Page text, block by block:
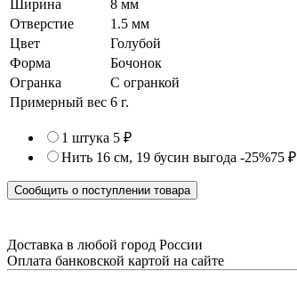
Ширина
8 мм
Отверстие
1.5 мм
Цвет
Голубой
Форма
Бочонок
Огранка
С огранкой
Примерный вес 6 г.
1 штука 5 ₽
Нить 16 см, 19 бусин выгода -25%75 ₽
Сообщить о поступлении товара
Доставка в любой город России
Оплата банковской картой на сайте